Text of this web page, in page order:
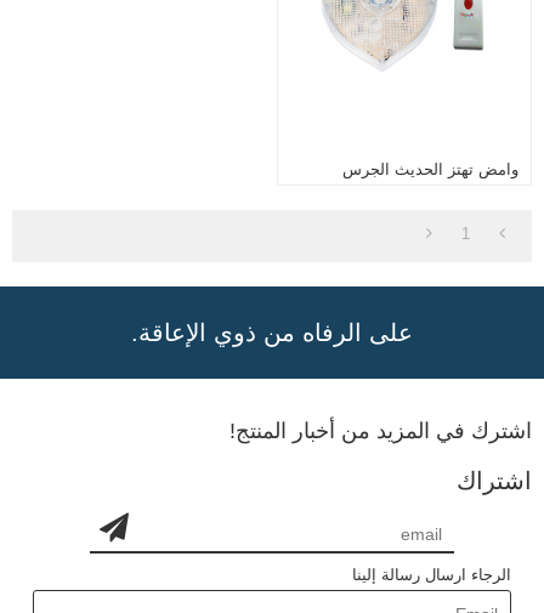
وامض تهتز الحديث الجرس
1
على الرفاه من ذوي الإعاقة.
اشترك في المزيد من أخبار المنتج!
اشتراك
الرجاء ارسال رسالة إلينا